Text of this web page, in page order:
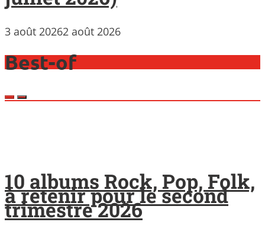
3 août 20262 août 2026
Best-of
10 albums Rock, Pop, Folk,
à retenir pour le second
trimestre 2026